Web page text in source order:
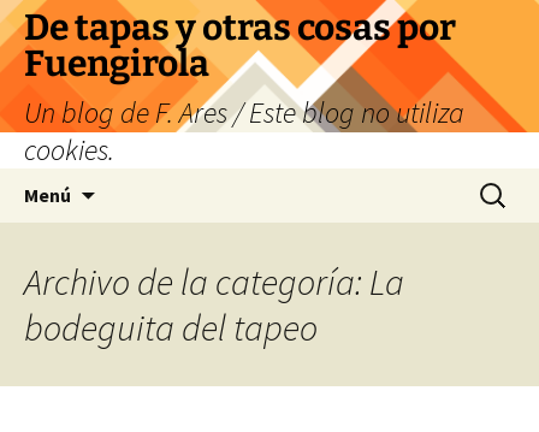
Saltar
al
contenido
De tapas y otras cosas por
Fuengirola
Un blog de F. Ares / Este blog no utiliza
cookies.
Menú Buscar:
Archivo de la categoría: La
bodeguita del tapeo